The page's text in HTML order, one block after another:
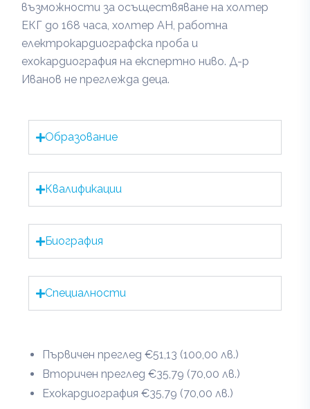
възможности за осъществяване на холтер
ЕКГ до 168 часа, холтер АН, работна
електрокардиографска проба и
ехокардиография на експертно ниво. Д-р
Иванов не преглежда деца.
Образование
Квалификации
Биография
Специалности
Първичен преглед €51,13 (100,00 лв.)
Вторичен преглед €35,79 (70,00 лв.)
Ехокардиография €35,79 (70,00 лв.)